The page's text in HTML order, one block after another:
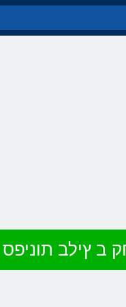
ב ץילב